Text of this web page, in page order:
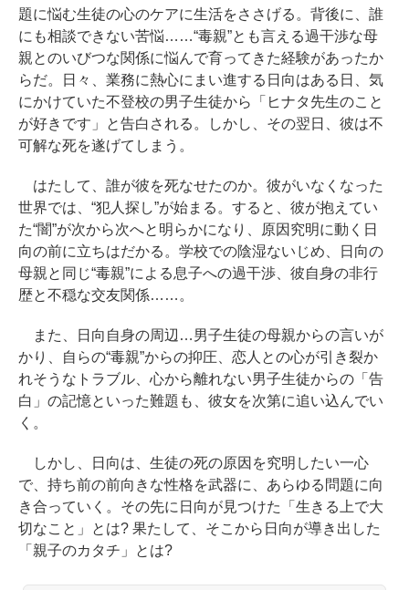
題に悩む生徒の心のケアに生活をささげる。背後に、誰
にも相談できない苦悩……“毒親”とも言える過干渉な母
親とのいびつな関係に悩んで育ってきた経験があったか
らだ。日々、業務に熱心にまい進する日向はある日、気
にかけていた不登校の男子生徒から「ヒナタ先生のこと
が好きです」と告白される。しかし、その翌日、彼は不
可解な死を遂げてしまう。
はたして、誰が彼を死なせたのか。彼がいなくなった
世界では、“犯人探し”が始まる。すると、彼が抱えてい
た“闇”が次から次へと明らかになり、原因究明に動く日
向の前に立ちはだかる。学校での陰湿ないじめ、日向の
母親と同じ“毒親”による息子への過干渉、彼自身の非行
歴と不穏な交友関係……。
また、日向自身の周辺…男子生徒の母親からの言いが
かり、自らの“毒親”からの抑圧、恋人との心が引き裂か
れそうなトラブル、心から離れない男子生徒からの「告
白」の記憶といった難題も、彼女を次第に追い込んでい
く。
しかし、日向は、生徒の死の原因を究明したい一心
で、持ち前の前向きな性格を武器に、あらゆる問題に向
き合っていく。その先に日向が見つけた「生きる上で大
切なこと」とは? 果たして、そこから日向が導き出した
「親子のカタチ」とは?